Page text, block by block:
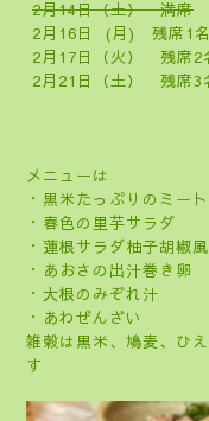
2月14日（土） 満席
2月16日 (月) 残席1
2月17日（火） 残席2
2月21日（土） 残席3
メニューは
・黒米たっぷりのミー
・春色の里芋サラダ
・蓮根サラダ柚子胡椒
・あおさの出汁巻き卵
・大根のみぞれ汁
・あわぜんざい
雑穀は黒米、鳩麦、ひ
す